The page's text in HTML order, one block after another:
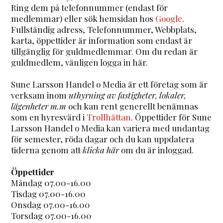
Ring dem på telefonnummer (endast för
medlemmar) eller sök hemsidan hos Google.
Fullständig adress, Telefonnummer, Webbplats,
karta, öppettider är information som endast är
tillgänglig för guldmedlemmar. Om du redan är
guldmedlem, vänligen logga in här.
Sune Larsson Handel o Media är ett företag som är
verksam inomuthyrning av fastigheter, lokaler,
lägenheter m.m och kan rent generellt benämnas
som en hyresvärd i Trollhättan. Öppettider för Sune
Larsson Handel o Media kan variera med undantag
för semester, röda dagar och du kan uppdatera
tiderna genom attklicka härom du är inloggad.
Öppettider
Måndag 07.00-16.00
Tisdag 07.00-16.00
Onsdag 07.00-16.00
Torsdag 07.00-16.00